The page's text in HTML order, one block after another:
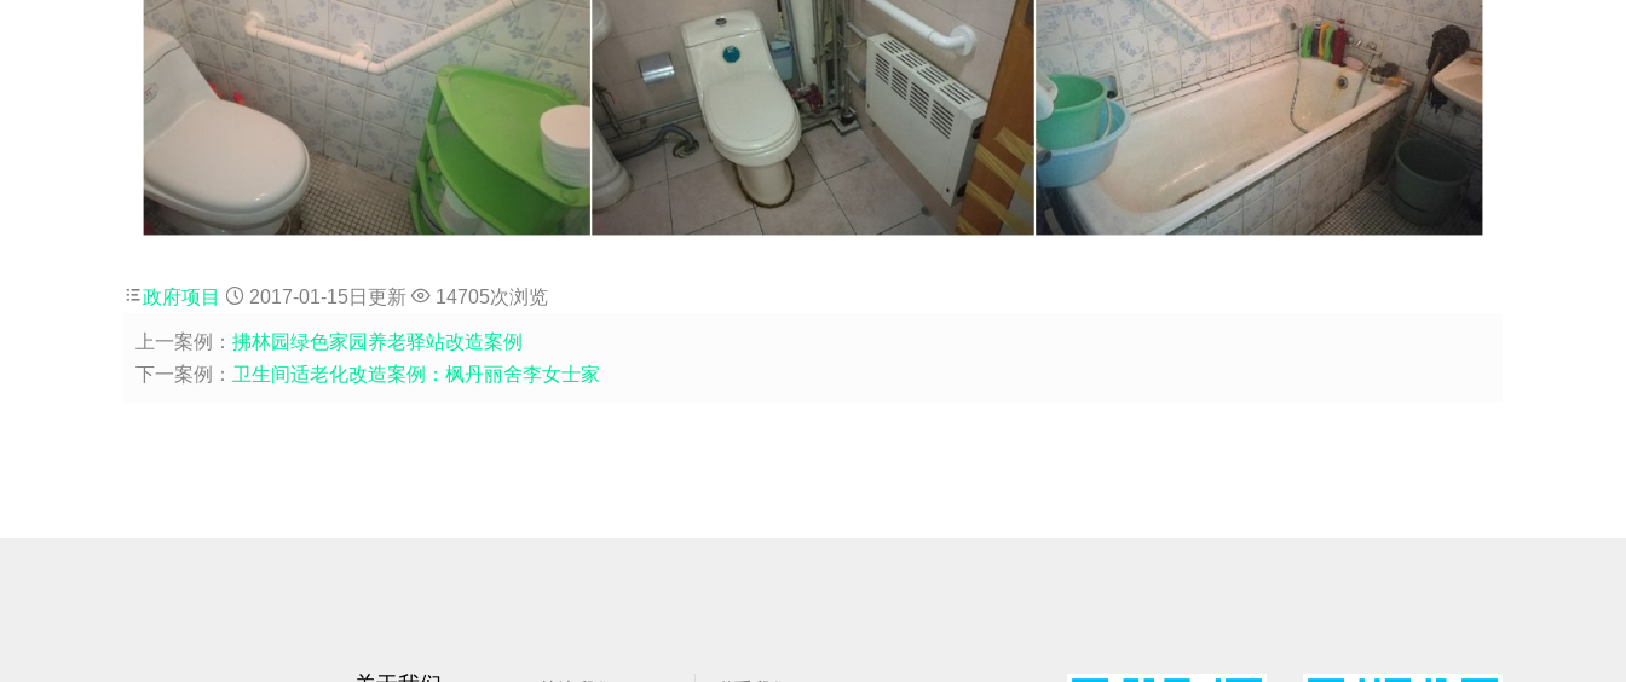
政府项目 2017-01-15日更新 14705次浏览
上一案例： 拂林园绿色家园养老驿站改造案例
下一案例： 卫生间适老化改造案例：枫丹丽舍李女士家